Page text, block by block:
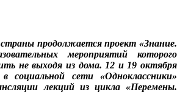
продолжается проект «Знание.
мероприятий которого
не выходя из дома. 12 и 19 октября
сети «Одноклассники»
лекций из цикла «Перемены.